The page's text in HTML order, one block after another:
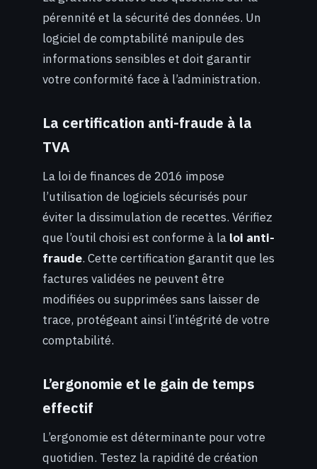
pérennité et la sécurité des données. Un
logiciel de comptabilité manipule des
informations sensibles et doit garantir
votre conformité face à l’administration.
La certification anti-fraude à la
TVA
La loi de finances de 2016 impose
l’utilisation de logiciels sécurisés pour
éviter la dissimulation de recettes. Vérifiez
que l’outil choisi est conforme à la loi anti-
fraude. Cette certification garantit que les
factures validées ne peuvent être
modifiées ou supprimées sans laisser de
trace, protégeant ainsi l’intégrité de votre
comptabilité.
L’ergonomie et le gain de temps
effectif
L’ergonomie est déterminante pour votre
quotidien. Testez la rapidité de création